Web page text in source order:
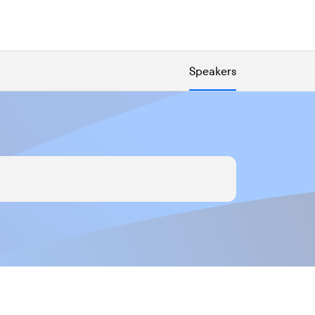
Speakers